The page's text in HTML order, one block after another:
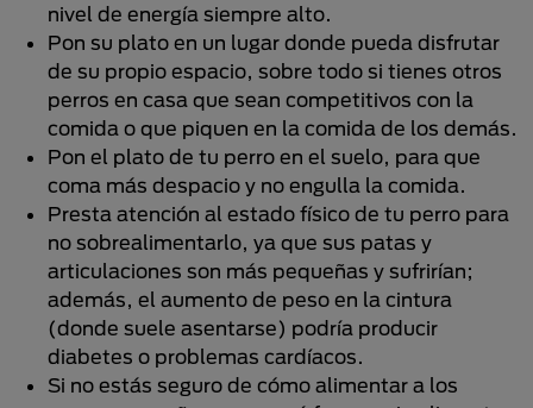
nivel de energía siempre alto.
Pon su plato en un lugar donde pueda disfrutar
de su propio espacio, sobre todo si tienes otros
perros en casa que sean competitivos con la
comida o que piquen en la comida de los demás.
Pon el plato de tu perro en el suelo, para que
coma más despacio y no engulla la comida.
Presta atención al estado físico de tu perro para
no sobrealimentarlo, ya que sus patas y
articulaciones son más pequeñas y sufrirían;
además, el aumento de peso en la cintura
(donde suele asentarse) podría producir
diabetes o problemas cardíacos.
Si no estás seguro de cómo alimentar a los